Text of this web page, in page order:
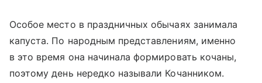
Особое место в праздничных обычаях занимала
капуста. По народным представлениям, именно
в это время она начинала формировать кочаны,
поэтому день нередко называли Кочанником.